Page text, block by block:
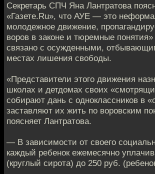
Секретарь СПЧ Яна Лантратова
«Газете.Ru», что АУЕ — это
молодежное движение,
воров в законе и тюремные
связано с осужденными,
местах лишения свободы.
«Представители этого движения
школах и детдомах своих
собирают дань с одноклассников в
заставляют их жить по воровским
поясняет Лантратова.
— В зависимости от своего
каждый ребенок ежемесячно
(круглый сирота) до 250 руб.